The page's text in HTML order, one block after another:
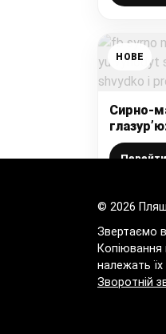
НОВЕ
Сирно-
© 2026
Звертаємо
Копіювання
належать
Зворотній